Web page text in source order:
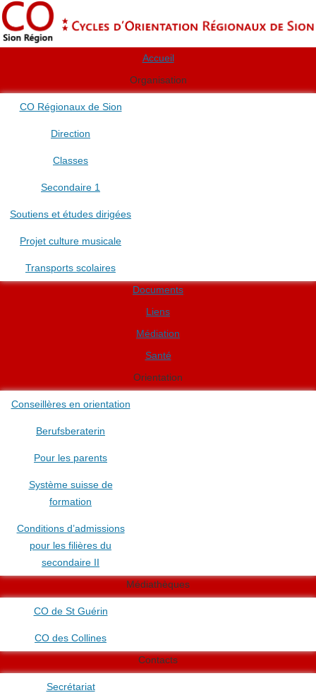
Accueil
Organisation
CO Régionaux de Sion
Direction
Classes
Secondaire 1
Soutiens et études dirigées
Projet culture musicale
Transports scolaires
Documents
Liens
Médiation
Santé
Orientation
Conseillères en orientation
Berufsberaterin
Pour les parents
Système suisse de
formation
Conditions d’admissions
pour les filières du
secondaire II
Médiathèques
CO de St Guérin
CO des Collines
Contacts
Secrétariat